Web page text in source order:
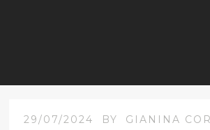
29/07/2024 BY GIANINA